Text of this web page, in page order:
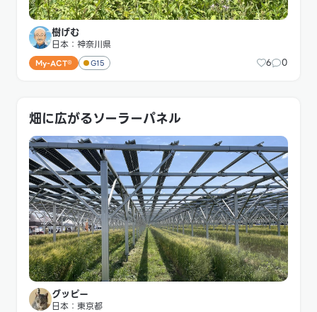
樹げむ
日本：神奈川県
My-ACT® G15 6 0
畑に広がるソーラーパネル
グッピー
日本：東京都